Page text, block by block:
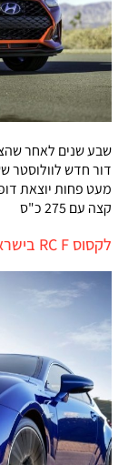
שבע שנים לאחר
דור חדש לוולוסטר
מעט פחות יוצאת
קצה עם 275 כ"ס
לקסוס RC F בישראל